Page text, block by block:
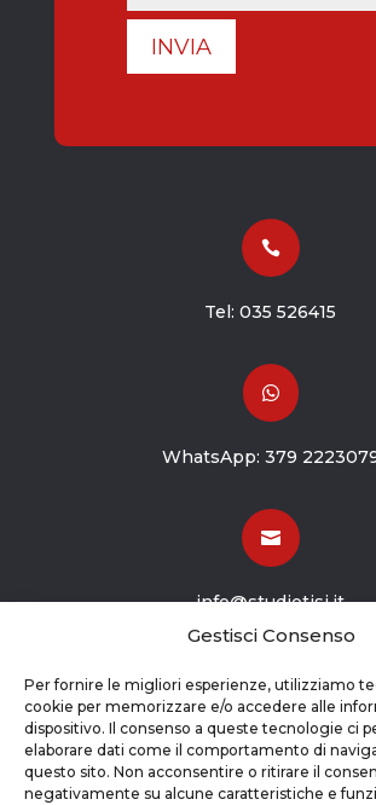
Gestisci Consenso
Per fornire le migliori esperienze, utilizziamo
cookie per memorizzare e/o accedere alle
dispositivo. Il consenso a queste tecnologie ci
elaborare dati come il comportamento di
questo sito. Non acconsentire o ritirare il
negativamente su alcune caratteristiche e
INVIA

Tel:035 526415

WhatsApp: 379

info@studiotisi.it

Viale Europa 8
Grassobbio BG (24050)